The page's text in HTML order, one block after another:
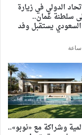
الدولي في زيارة
سلطنة عُمان..
يستقبل وفد
وشراكة مع «نوبو»..